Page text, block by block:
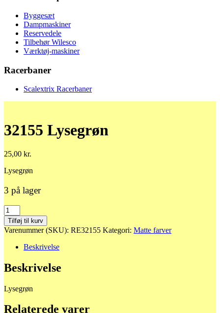
Byggesæt
Dampmaskiner
Reservedele
Tilbehør Wilesco
Værktøj-maskiner
Racerbaner
Scalextrix Racerbaner
32155 Lysegrøn
25,00 kr.
Lysegrøn
3 på lager
32155
Lysegrøn
antal
Tilføj til kurv
Varenummer (SKU): RE32155 Kategori: Matte farver
Beskrivelse
Beskrivelse
Lysegrøn
Relaterede varer